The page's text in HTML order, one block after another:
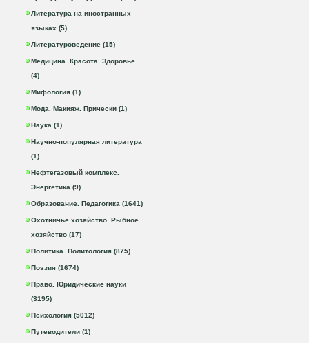
Литература на иностранных
языках (5)
Литературоведение (15)
Медицина. Красота. Здоровье
(4)
Мифология (1)
Мода. Макияж. Прически (1)
Наука (1)
Научно-популярная литература
(1)
Нефтегазовый комплекс.
Энергетика (9)
Образование. Педагогика (1641)
Охотничье хозяйство. Рыбное
хозяйство (17)
Политика. Политология (875)
Поэзия (1674)
Право. Юридические науки
(3195)
Психология (5012)
Путеводители (1)